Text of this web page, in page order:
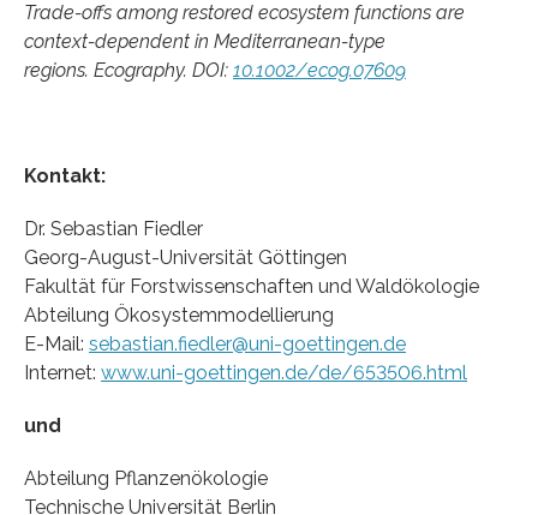
Trade-offs among restored ecosystem functions are
context-dependent in Mediterranean-type
regions. Ecography. DOI: 10.1002/ecog.07609
Kontakt:
Dr. Sebastian Fiedler
Georg-August-Universität Göttingen
Fakultät für Forstwissenschaften und Waldökologie
Abteilung Ökosystemmodellierung
E-Mail: sebastian.fiedler@uni-goettingen.de
Internet: www.uni-goettingen.de/de/653506.html
und
Abteilung Pflanzenökologie
Technische Universität Berlin